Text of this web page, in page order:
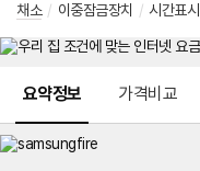
채소 / 이중잠금장치 / 시간표
요약정보 가격비교